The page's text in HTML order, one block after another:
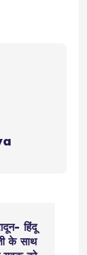
हिंदू
के साथ